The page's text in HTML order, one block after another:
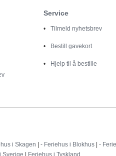
Service
Tilmeld nyhetsbrev
Bestill gavekort
Hjelp til å bestille
i Skagen | - Feriehus i Blokhus | -
Sverige | Feriehus i Tyskland